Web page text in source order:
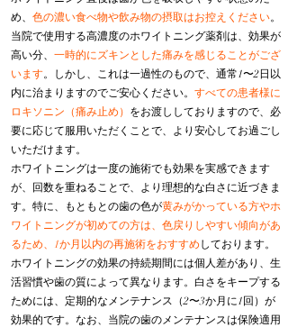
め、 色の濃い食べ物や飲み物の摂取はお控えください。
当院で使用する高濃度のホワイトニング薬剤は、効果が
高い分、 一時的にズキンとした痛みを感じることがござ
います。しかし、これは一過性のもので、通常1〜2日以
内に治まりますのでご安心ください。 すべての患者様に
ロキソニン（痛み止め） をお渡ししておりますので、必
要に応じて服用いただくことで、より安心してお過ごし
いただけます。
ホワイトニングは一度の施術でも効果を実感できます
が、回数を重ねることで、より理想的な白さに近づきま
す。特に、もともとの歯の色が黄みがかっている方やホ
ワイトニングが初めての方は、色戻りしやすい傾向があ
るため、1か月以内の再施術をおすすめ しております。
ホワイトニングの効果の持続期間には個人差があり、生
活習慣や歯の質によって異なります。白さをキープする
ためには、定期的なメンテナンス（2〜3か月に1回）が
効果的です。なお、当院の歯のメンテナンスは保険適用